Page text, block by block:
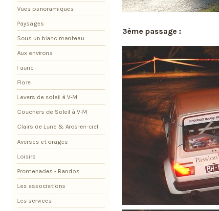
3ème passage :
Vues panoramiques
Paysages
Sous un blanc manteau
Aux environs
Faune
Flore
Levers de soleil à V-M
Couchers de Soleil à V-M
Clairs de Lune & Arcs-en-ciel
Averses et orages
Loisirs
Promenades - Randos
Les associations
Les services